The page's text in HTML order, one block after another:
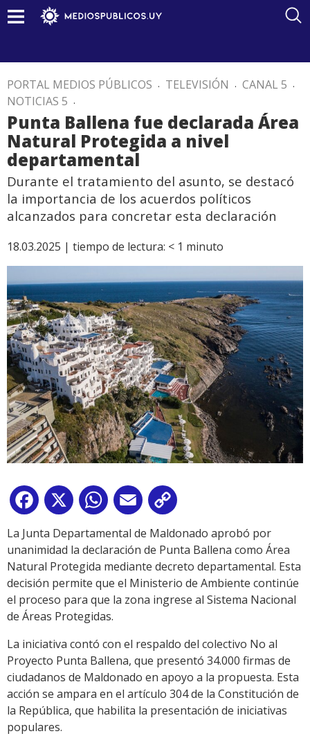
PORTAL MEDIOS PÚBLICOS . TELEVISIÓN . CANAL 5 .
NOTICIAS 5 .
Punta Ballena fue declarada Área
Natural Protegida a nivel
departamental
Durante el tratamiento del asunto, se destacó
la importancia de los acuerdos políticos
alcanzados para concretar esta declaración
18.03.2025 | tiempo de lectura: < 1 minuto
Facebook
X WhatsApp
Email
Link
La Junta Departamental de Maldonado aprobó por
unanimidad la declaración de Punta Ballena como Área
Natural Protegida mediante decreto departamental. Esta
decisión permite que el Ministerio de Ambiente continúe
el proceso para que la zona ingrese al Sistema Nacional
de Áreas Protegidas.
La iniciativa contó con el respaldo del colectivo No al
Proyecto Punta Ballena, que presentó 34.000 firmas de
ciudadanos de Maldonado en apoyo a la propuesta. Esta
acción se ampara en el artículo 304 de la Constitución de
la República, que habilita la presentación de iniciativas
populares.